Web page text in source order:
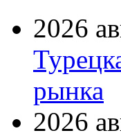
2026
рынка
2026